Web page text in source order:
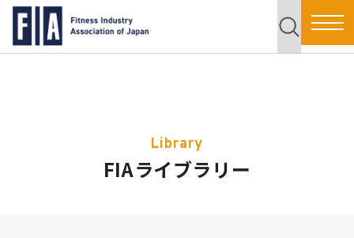
Library
FIAライブラリー